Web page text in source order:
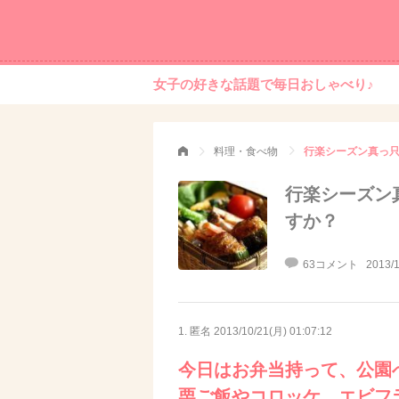
女子の好きな話題で毎日おしゃべり♪
料理・食べ物 行楽シーズン真っ
行楽シーズン
すか？
63コメント 2013/
1. 匿名 2013/10/21(月) 01:07:12
今日はお弁当持って、公園